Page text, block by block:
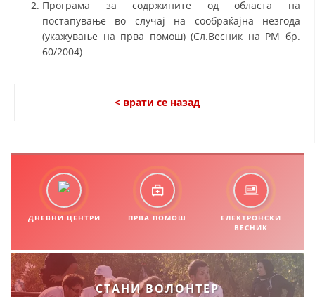
Програма за содржините од областа на
постапување во случај на сообраќајна незгода
(укажување на прва помош) (Сл.Весник на РМ бр.
60/2004)
< врати се назад
ДНЕВНИ ЦЕНТРИ ПРВА ПОМОШ
ЕЛЕКТРОНСКИ
ВЕСНИК
СТАНИ ВОЛОНТЕР